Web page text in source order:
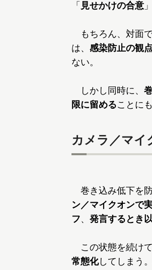
「 見せかけの合意
もちろん、対面
は、 感染防止の観
ない。
しかし同時に、
限に留めることに
カメラ／マイ
巻き込み低下を防
ン／マイクオンで
フ、 発言するとき
この状態を続けて
常態化してしまう